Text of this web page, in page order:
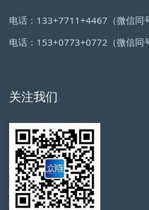
电话：133+7711+4467（微信同
电话：153+0773+0772（微信同
关注我们